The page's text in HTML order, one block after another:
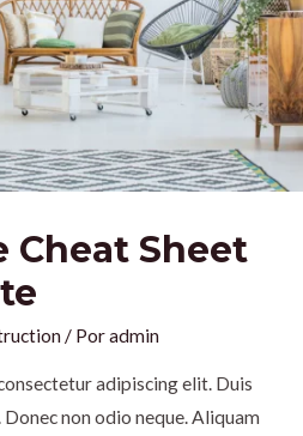
Cheat Sheet
/ Poradmin
adipiscing elit. Duis
non odio neque. Aliquam